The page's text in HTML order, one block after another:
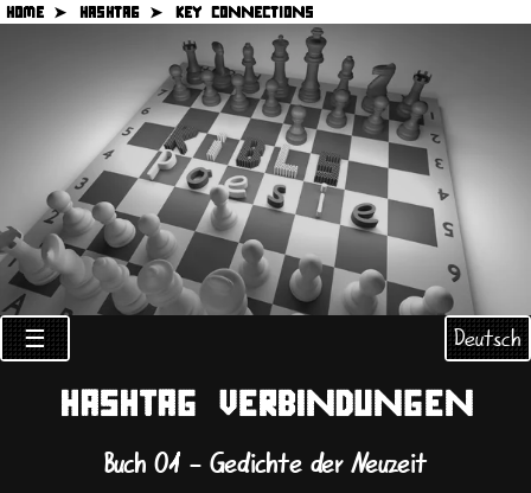
HOME ➤ HASHTAG ➤ KEY CONNECTIONS
☰ Deutsch
HASHTAG VERBINDUNGEN
Buch 01 - Gedichte der Neuzeit